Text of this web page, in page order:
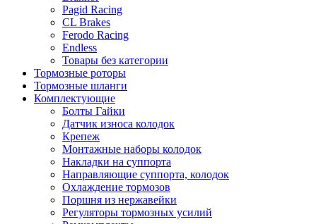
Pagid Racing
CL Brakes
Ferodo Racing
Endless
Товары без категории
Тормозные роторы
Тормозные шланги
Комплектующие
Болты Гайки
Датчик износа колодок
Крепеж
Монтажные наборы колодок
Накладки на суппорта
Направляющие суппорта, колодок
Охлаждение тормозов
Поршня из нержавейки
Регуляторы тормозных усилий